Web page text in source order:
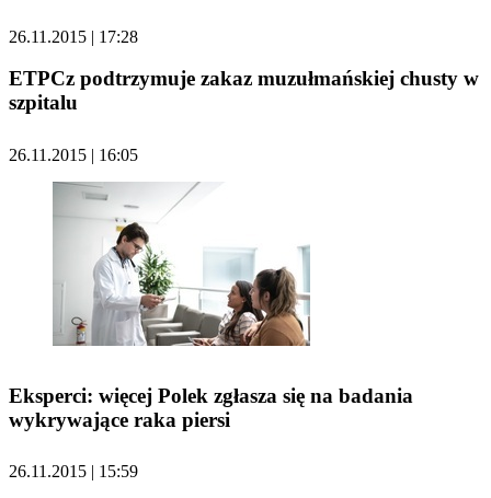
26.11.2015 | 17:28
ETPCz podtrzymuje zakaz muzułmańskiej chusty w
szpitalu
26.11.2015 | 16:05
Eksperci: więcej Polek zgłasza się na badania
wykrywające raka piersi
26.11.2015 | 15:59